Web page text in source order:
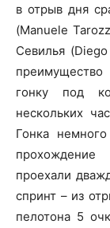
в отрыв дня
(Manuele
Севилья
гонку под
нескольких
Гонка
прохождение
проехали
спринт – из
пелотона 5